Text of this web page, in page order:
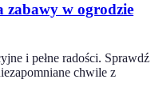
zabawy w ogrodzie
i pełne radości. Sprawdź
chwile z